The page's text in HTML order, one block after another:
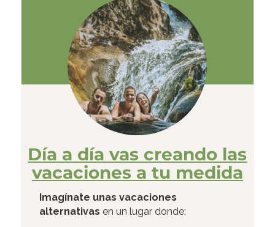
Día a día vas creando las
vacaciones a tu medida
Imagínate unas vacaciones
alternativas en un lugar donde: